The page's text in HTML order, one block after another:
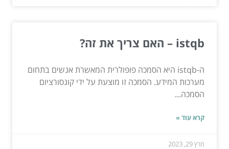
istqb – האם צריך את זה?
ה-istqb היא הסמכה פופולרית המאשרת אנשים בתחום
מערכות המידע. הסמכה זו מוצעת על ידי קונסורציום
הסמכה...
קרא עוד »
מרץ 29, 2023